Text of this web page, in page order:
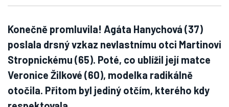
Konečně promluvila! Agáta Hanychová (37)
poslala drsný vzkaz nevlastnímu otci Martinovi
Stropnickému (65). Poté, co ublížil její matce
Veronice Žilkové (60), modelka radikálně
otočila. Přitom byl jediný otčím, kterého kdy